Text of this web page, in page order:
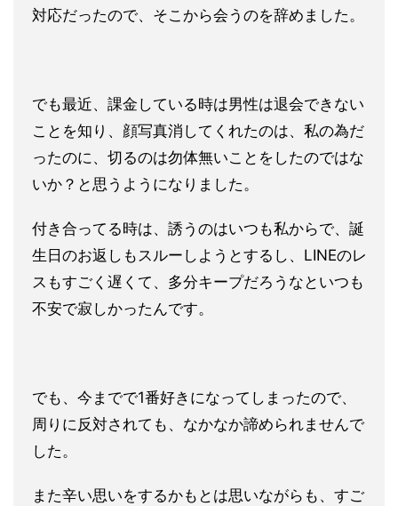
対応だったので、そこから会うのを辞めました。
でも最近、課金している時は男性は退会できない
ことを知り、顔写真消してくれたのは、私の為だ
ったのに、切るのは勿体無いことを したのではな
いか？と思うようになりました。
付き合ってる時は、誘うのはいつも私からで、誕
生日のお返しもスルーしようとするし、LINEのレ
スもすごく遅くて、多分キープだろうなといつも
不安で寂しかったんです。
でも、今までで1番好きになってしまったので、
周りに反対されても、なかなか諦められませんで
した。
また辛い思いをするかもとは思いながらも、すご